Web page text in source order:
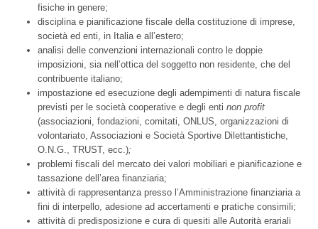
fisiche in genere;
disciplina e pianificazione fiscale della costituzione di imprese,
società ed enti, in Italia e all’estero;
analisi delle convenzioni internazionali contro le doppie
imposizioni, sia nell’ottica del soggetto non residente, che del
contribuente italiano;
impostazione ed esecuzione degli adempimenti di natura fiscale
previsti per le società cooperative e degli entinon profit
(associazioni, fondazioni, comitati, ONLUS, organizzazioni di
volontariato, Associazioni e Società Sportive Dilettantistiche,
O.N.G., TRUST, ecc.);
problemi fiscali del mercato dei valori mobiliari e pianificazione e
tassazione dell’area finanziaria;
attività di rappresentanza presso l’Amministrazione finanziaria a
fini di interpello, adesione ad accertamenti e pratiche consimili;
attività di predisposizione e cura di quesiti alle Autorità erariali